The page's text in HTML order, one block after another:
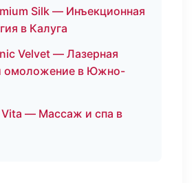
Silk — Инъекционная
в Калуга
Velvet — Лазерная
омоложение в Южно-
Vita — Массаж и спа в